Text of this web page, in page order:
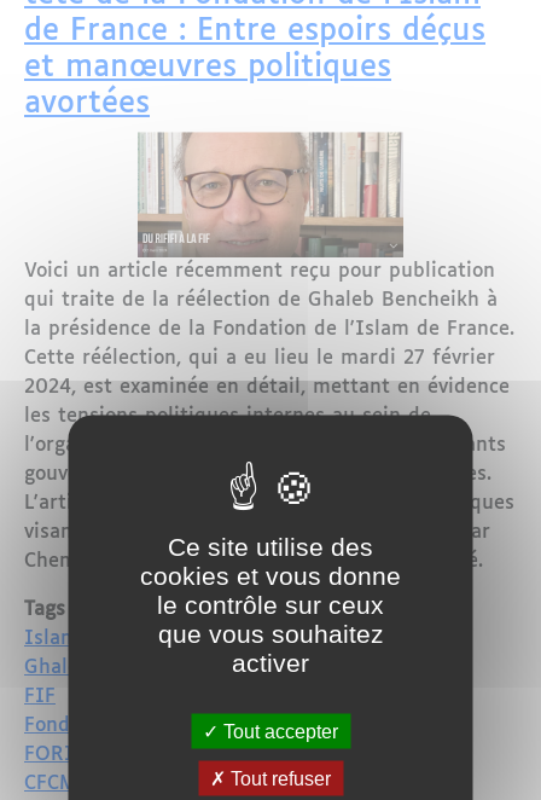
de France : Entre espoirs déçus
et manœuvres politiques
avortées
Voici un article récemment reçu pour publication
qui traite de la réélection de Ghaleb Bencheikh à
la présidence de la Fondation de l'Islam de France.
Cette réélection, qui a eu lieu le mardi 27 février
2024, est examinée en détail, mettant en évidence
les tensions politiques internes au sein de
l'organisation, notamment entre les représentants
gouvernementaux et les personnalités qualifiées.
L'article expose également les tentatives politiques
visant à favoriser un autre candidat soutenu par
Chems Eddine Hafiz, qui ont finalement échoué.
Tags
Islam
Ghaleb Bencheikh
FIF
Fondation
FORIM
CFCM
Ce site utilise des
cookies et vous donne
le contrôle sur ceux
que vous souhaitez
activer
Tout accepter
Tout refuser